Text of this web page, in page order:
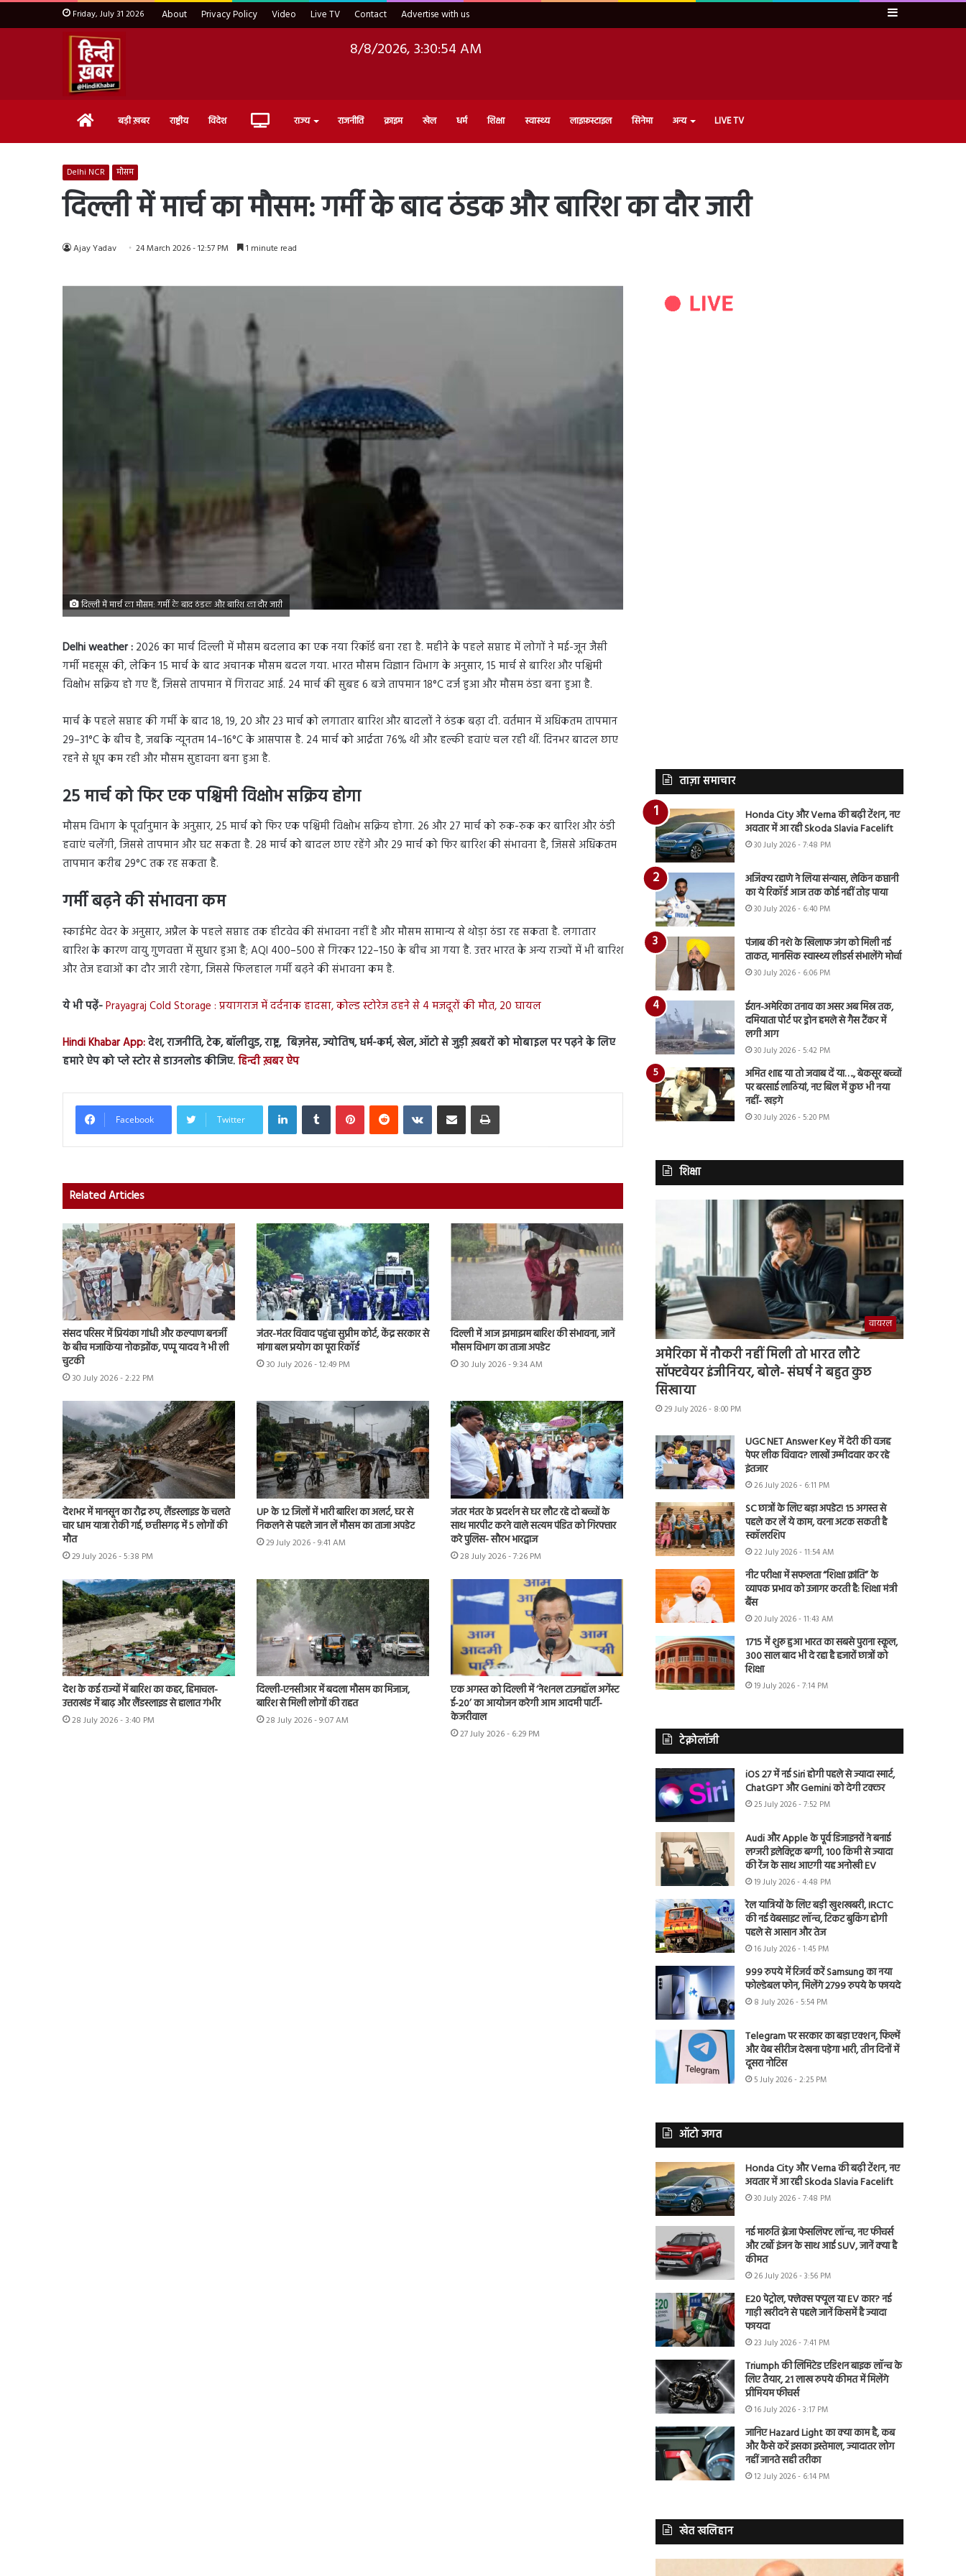
Friday, July 31 2026 About Privacy Policy Video Live TV Contact Advertise with us Sidebar
8/8/2026, 3:30:56 AM
Home बड़ी ख़बर राष्ट्रीय विदेश Live राज्य राजनीति क्राइम खेल धर्म शिक्षा स्वास्थ्य लाइफ़स्टाइल सिनेमा अन्य LIVE TV
Delhi NCR मौसम
दिल्ली में मार्च का मौसम: गर्मी के बाद ठंडक और बारिश का दौर जारी
Ajay Yadav 24 March 2026 - 12:57 PM 1 minute read
दिल्ली में मार्च का मौसम: गर्मी के बाद ठंडक और बारिश का दौर जारी
Delhi weather : 2026 का मार्च दिल्ली में मौसम बदलाव का एक नया रिकॉर्ड बना रहा है. महीने के पहले सप्ताह में लोगों ने मई-जून जैसी
गर्मी महसूस की, लेकिन 15 मार्च के बाद अचानक मौसम बदल गया. भारत मौसम विज्ञान विभाग के अनुसार, 15 मार्च से बारिश और पश्चिमी
विक्षोभ सक्रिय हो गए हैं, जिससे तापमान में गिरावट आई. 24 मार्च की सुबह 6 बजे तापमान 18°C दर्ज हुआ और मौसम ठंडा बना हुआ है.
मार्च के पहले सप्ताह की गर्मी के बाद 18, 19, 20 और 23 मार्च को लगातार बारिश और बादलों ने ठंडक बढ़ा दी. वर्तमान में अधिकतम तापमान
29–31°C के बीच है, जबकि न्यूनतम 14–16°C के आसपास है. 24 मार्च को आर्द्रता 76% थी और हल्की हवाएं चल रही थीं. दिनभर बादल छाए
रहने से धूप कम रही और मौसम सुहावना बना हुआ है.
25 मार्च को फिर एक पश्चिमी विक्षोभ सक्रिय होगा
मौसम विभाग के पूर्वानुमान के अनुसार, 25 मार्च को फिर एक पश्चिमी विक्षोभ सक्रिय होगा. 26 और 27 मार्च को रुक-रुक कर बारिश और ठंडी
हवाएं चलेंगी, जिससे तापमान और घट सकता है. 28 मार्च को बादल छाए रहेंगे और 29 मार्च को फिर बारिश की संभावना है, जिससे अधिकतम
तापमान करीब 29°C तक रह सकता है.
गर्मी बढ़ने की संभावना कम
स्काईमेट वेदर के अनुसार, अप्रैल के पहले सप्ताह तक हीटवेव की संभावना नहीं है और मौसम सामान्य से थोड़ा ठंडा रह सकता है. लगातार
बारिश के कारण वायु गुणवत्ता में सुधार हुआ है; AQI 400–500 से गिरकर 122–150 के बीच आ गया है. उत्तर भारत के अन्य राज्यों में भी बारिश
और तेज हवाओं का दौर जारी रहेगा, जिससे फिलहाल गर्मी बढ़ने की संभावना कम है.
ये भी पढ़ें-Prayagraj Cold Storage : प्रयागराज में दर्दनाक हादसा, कोल्ड स्टोरेज ढहने से 4 मजदूरों की मौत, 20 घायल
Hindi Khabar App:देश, राजनीति, टेक, बॉलीवुड, राष्ट्र, बिज़नेस, ज्योतिष, धर्म-कर्म, खेल, ऑटो से जुड़ी ख़बरों को मोबाइल पर पढ़ने के लिए
हमारे ऐप को प्ले स्टोर से डाउनलोड कीजिए.हिन्दी ख़बर ऐप
Facebook Twitter
LinkedInTumblr PinterestReddit VKontakteShare via Email Print
Related Articles
संसद परिसर में प्रियंका गांधी और कल्याण बनर्जी
के बीच मजाकिया नोकझोंक, पप्पू यादव ने भी ली
चुटकी
30 July 2026 - 2:22 PM
जंतर-मंतर विवाद पहुंचा सुप्रीम कोर्ट, केंद्र सरकार से
मांगा बल प्रयोग का पूरा रिकॉर्ड
30 July 2026 - 12:49 PM
दिल्ली में आज झमाझम बारिश की संभावना, जानें
मौसम विभाग का ताजा अपडेट
30 July 2026 - 9:34 AM
देशभर में मानसून का रौद्र रुप, लैंडस्लाइड के चलते
चार धाम यात्रा रोकी गई, छत्तीसगढ़ में 5 लोगों की
मौत
29 July 2026 - 5:38 PM
UP के 12 जिलों में भारी बारिश का अलर्ट, घर से
निकलने से पहले जान लें मौसम का ताजा अपडेट
29 July 2026 - 9:41 AM
जंतर मंतर के प्रदर्शन से घर लौट रहे दो बच्चों के
साथ मारपीट करने वाले सत्यम पंडित को गिरफ्तार
करे पुलिस- सौरभ भारद्वाज
28 July 2026 - 7:26 PM
देश के कई राज्यों में बारिश का कहर, हिमाचल-
उत्तराखंड में बाढ़ और लैंडस्लाइड से हालात गंभीर
28 July 2026 - 3:40 PM
दिल्ली-एनसीआर में बदला मौसम का मिजाज,
बारिश से मिली लोगों की राहत
28 July 2026 - 9:07 AM
एक अगस्त को दिल्ली में ‘नेशनल टाउनहॉल अगेंस्ट
ई-20’ का आयोजन करेगी आम आदमी पार्टी-
केजरीवाल
27 July 2026 - 6:29 PM
ताज़ा समाचार
Honda City और Verna की बढ़ी टेंशन, नए
अवतार में आ रही Skoda Slavia Facelift
30 July 2026 - 7:48 PM
अजिंक्य रहाणे ने लिया संन्यास, लेकिन कप्तानी
का ये रिकॉर्ड आज तक कोई नहीं तोड़ पाया
30 July 2026 - 6:40 PM
पंजाब की नशे के खिलाफ जंग को मिली नई
ताकत, मानसिक स्वास्थ्य लीडर्स संभालेंगे मोर्चा
30 July 2026 - 6:06 PM
ईरान-अमेरिका तनाव का असर अब मिस्र तक,
दमियाता पोर्ट पर ड्रोन हमले से गैस टैंकर में
लगी आग
30 July 2026 - 5:42 PM
अमित शाह या तो जवाब दें या…., बेकसूर बच्चों
पर बरसाई लाठियां, नए बिल में कुछ भी नया
नहीं- खड़गे
30 July 2026 - 5:20 PM
शिक्षा
वायरल
अमेरिका में नौकरी नहीं मिली तो भारत लौटे
सॉफ्टवेयर इंजीनियर, बोले- संघर्ष ने बहुत कुछ
सिखाया
29 July 2026 - 8:00 PM
UGC NET Answer Key में देरी की वजह
पेपर लीक विवाद? लाखों उम्मीदवार कर रहे
इंतजार
26 July 2026 - 6:11 PM
SC छात्रों के लिए बड़ा अपडेट! 15 अगस्त से
पहले कर लें ये काम, वरना अटक सकती है
स्कॉलरशिप
22 July 2026 - 11:54 AM
नीट परीक्षा में सफलता “शिक्षा क्रांति” के
व्यापक प्रभाव को उजागर करती है: शिक्षा मंत्री
बैंस
20 July 2026 - 11:43 AM
1715 में शुरू हुआ भारत का सबसे पुराना स्कूल,
300 साल बाद भी दे रहा है हजारों छात्रों को
शिक्षा
19 July 2026 - 7:14 PM
टेक्नोलॉजी
iOS 27 में नई Siri होगी पहले से ज्यादा स्मार्ट,
ChatGPT और Gemini को देगी टक्कर
25 July 2026 - 7:52 PM
Audi और Apple के पूर्व डिजाइनरों ने बनाई
लग्जरी इलेक्ट्रिक बग्गी, 100 किमी से ज्यादा
की रेंज के साथ आएगी यह अनोखी EV
19 July 2026 - 4:48 PM
रेल यात्रियों के लिए बड़ी खुशखबरी, IRCTC
की नई वेबसाइट लॉन्च, टिकट बुकिंग होगी
पहले से आसान और तेज
16 July 2026 - 1:45 PM
999 रुपये में रिजर्व करें Samsung का नया
फोल्डेबल फोन, मिलेंगे 2799 रुपये के फायदे
8 July 2026 - 5:54 PM
Telegram पर सरकार का बड़ा एक्शन, फिल्में
और वेब सीरीज देखना पड़ेगा भारी, तीन दिनों में
दूसरा नोटिस
5 July 2026 - 2:25 PM
ऑटो जगत
Honda City और Verna की बढ़ी टेंशन, नए
अवतार में आ रही Skoda Slavia Facelift
30 July 2026 - 7:48 PM
नई मारुति ब्रेजा फेसलिफ्ट लॉन्च, नए फीचर्स
और टर्बो इंजन के साथ आई SUV, जानें क्या है
कीमत
26 July 2026 - 3:56 PM
E20 पेट्रोल, फ्लेक्स फ्यूल या EV कार? नई
गाड़ी खरीदने से पहले जानें किसमें है ज्यादा
फायदा
23 July 2026 - 7:41 PM
Triumph की लिमिटेड एडिशन बाइक लॉन्च के
लिए तैयार, 21 लाख रुपये कीमत में मिलेंगे
प्रीमियम फीचर्स
16 July 2026 - 3:17 PM
जानिए Hazard Light का क्या काम है, कब
और कैसे करें इसका इस्तेमाल, ज्यादातर लोग
नहीं जानते सही तरीका
12 July 2026 - 6:14 PM
खेत खलिहान